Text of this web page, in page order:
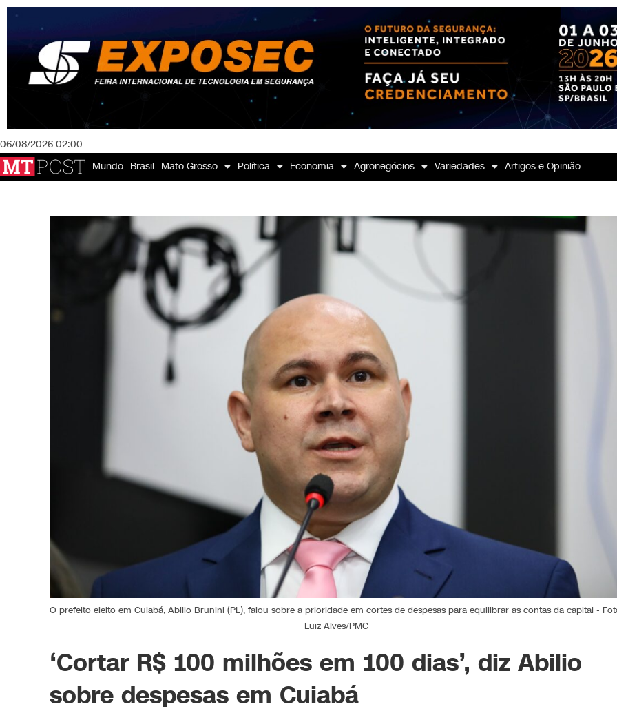
06/08/2026 02:00
Mundo Brasil Mato Grosso Política Economia Agronegócios Variedades Artigos e Opinião
O prefeito eleito em Cuiabá, Abilio Brunini (PL), falou sobre a prioridade em cortes de despesas para equilibrar as contas da capital -
Luiz Alves/PMC
‘Cortar R$ 100 milhões em 100 dias’, diz Abilio
sobre despesas em Cuiabá